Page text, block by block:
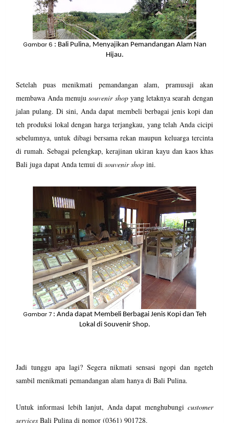
Gambar 6 : Bali Pulina, Menyajikan Pemandangan Alam Nan
Hijau.
Setelah puas menikmati pemandangan alam, pramusaji akan
membawa Anda menujusouvenir shopyang letaknya searah dengan
jalan pulang. Di sini, Anda dapat membeli berbagai jenis kopi dan
teh produksi lokal dengan harga terjangkau, yang telah Anda cicipi
sebelumnya, untuk dibagi bersama rekan maupun keluarga tercinta
di rumah. Sebagai pelengkap, kerajinan ukiran kayu dan kaos khas
Bali juga dapat Anda temui disouvenir shop ini.
Gambar 7: Anda dapat Membeli Berbagai Jenis Kopi dan Teh
Lokal di Souvenir Shop.
Jadi tunggu apa lagi? Segera nikmati sensasi ngopi dan ngeteh
sambil menikmati pemandangan alam hanya di Bali Pulina.
Untuk informasi lebih lanjut, Anda dapat menghubungi customer
services Bali Pulina di nomor (0361) 901728.